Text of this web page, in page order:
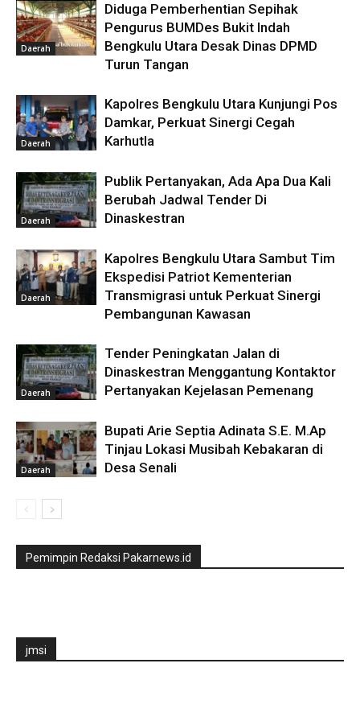
Daerah
Diduga Pemberhentian Sepihak
Pengurus BUMDes Bukit Indah
Bengkulu Utara Desak Dinas DPMD
Turun Tangan
Daerah
Kapolres Bengkulu Utara Kunjungi Pos
Damkar, Perkuat Sinergi Cegah
Karhutla
Daerah
Publik Pertanyakan, Ada Apa Dua Kali
Berubah Jadwal Tender Di
Dinaskestran
Daerah
Kapolres Bengkulu Utara Sambut Tim
Ekspedisi Patriot Kementerian
Transmigrasi untuk Perkuat Sinergi
Pembangunan Kawasan
Daerah
Tender Peningkatan Jalan di
Dinaskestran Menggantung Kontaktor
Pertanyakan Kejelasan Pemenang
Daerah
Bupati Arie Septia Adinata S.E. M.Ap
Tinjau Lokasi Musibah Kebakaran di
Desa Senali
Pemimpin Redaksi Pakarnews.id
jmsi